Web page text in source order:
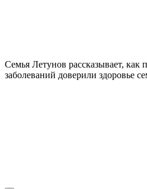
Семья Летунов рассказывает, как
заболеваний доверили здоровье